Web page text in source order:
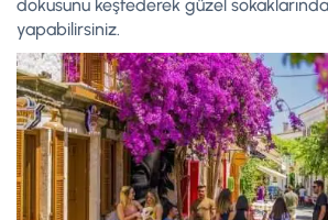
dokusunu keşfederek güzel
yapabilirsiniz.